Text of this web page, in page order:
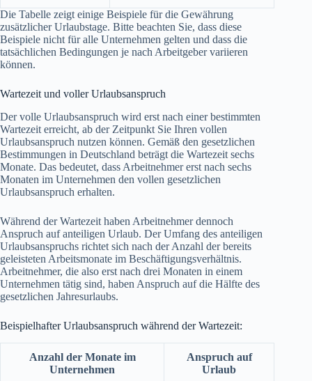
Die Tabelle zeigt einige Beispiele für die Gewährung
zusätzlicher Urlaubstage. Bitte beachten Sie, dass diese
Beispiele nicht für alle Unternehmen gelten und dass die
tatsächlichen Bedingungen je nach Arbeitgeber variieren
können.
Wartezeit und voller Urlaubsanspruch
Der volle Urlaubsanspruch wird erst nach einer bestimmten
Wartezeit erreicht, ab der Zeitpunkt Sie Ihren vollen
Urlaubsanspruch nutzen können. Gemäß den gesetzlichen
Bestimmungen in Deutschland beträgt die Wartezeit sechs
Monate. Das bedeutet, dass Arbeitnehmer erst nach sechs
Monaten im Unternehmen den vollen gesetzlichen
Urlaubsanspruch erhalten.
Während der Wartezeit haben Arbeitnehmer dennoch
Anspruch auf anteiligen Urlaub. Der Umfang des anteiligen
Urlaubsanspruchs richtet sich nach der Anzahl der bereits
geleisteten Arbeitsmonate im Beschäftigungsverhältnis.
Arbeitnehmer, die also erst nach drei Monaten in einem
Unternehmen tätig sind, haben Anspruch auf die Hälfte des
gesetzlichen Jahresurlaubs.
Beispielhafter Urlaubsanspruch während der Wartezeit:
Anzahl der Monate im
Unternehmen
Anspruch auf
Urlaub